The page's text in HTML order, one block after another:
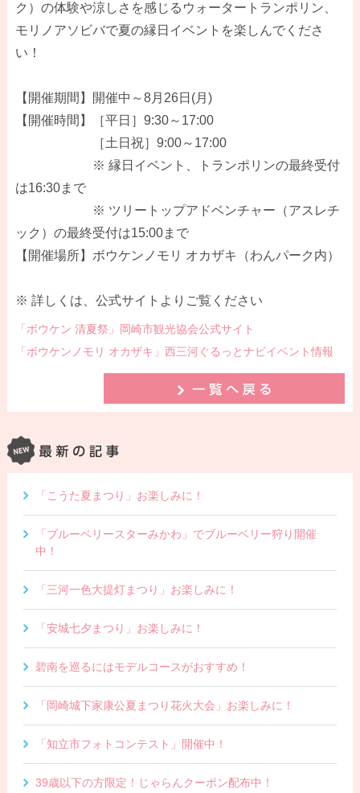
ク）の体験や涼しさを感じるウォータートランポリン、
モリノアソビバで夏の縁日イベントを楽しんでくださ
い！
【開催期間】開催中～8月26日(月)
【開催時間】［平日］9:30～17:00
［土日祝］9:00～17:00
※ 縁日イベント、トランポリンの最終受付
は16:30まで
※ ツリートップアドベンチャー（アスレチ
ック）の最終受付は15:00まで
【開催場所】ボウケンノモリ オカザキ（わんパーク内）
※ 詳しくは、公式サイトよりご覧ください
「ボウケン 清夏祭」岡崎市観光協会公式サイト
「ボウケンノモリ オカザキ」西三河ぐるっとナビイベント情報
「こうた夏まつり」お楽しみに！
「ブルーベリースターみかわ」でブルーベリー狩り開催
中！
「三河一色大提灯まつり」お楽しみに！
「安城七夕まつり」お楽しみに！
碧南を巡るにはモデルコースがおすすめ！
「岡崎城下家康公夏まつり花火大会」お楽しみに！
「知立市フォトコンテスト」開催中！
39歳以下の方限定！じゃらんクーポン配布中！